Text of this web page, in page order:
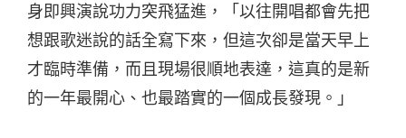
身即興演說功力突飛猛進，「以往開唱都會先把
想跟歌迷說的話全寫下來，但這次卻是當天早上
才臨時準備，而且現場很順地表達，這真的是新
的一年最開心、也最踏實的一個成長發現。」